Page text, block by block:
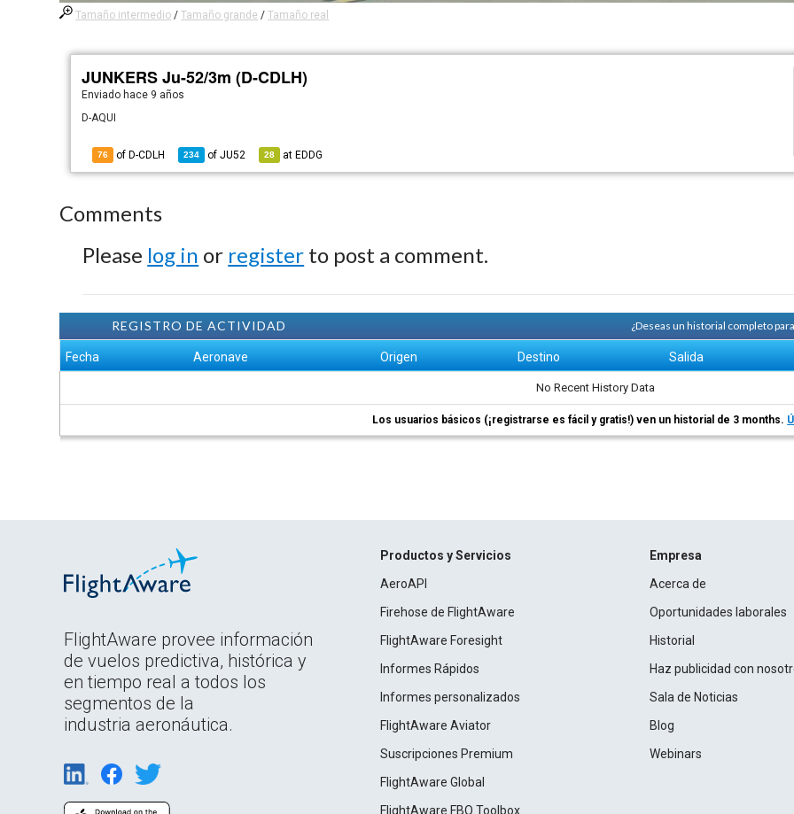
Tamaño intermedio /Tamaño grande /Tamaño real
JUNKERS Ju-52/3m (D-CDLH)
Enviado hace 9 años
D-AQUI
76 of D-CDLH 234 ofJU52 28 at EDDG
Comments
Please log in or register to post a comment.
REGISTRO DE ACTIVIDAD ¿Deseas un historial completo
Fecha Aeronave Origen Destino Salida
No Recent History Data
Los usuarios básicos (¡registrarse es fácil y gratis!) ven un historial de 3 months.
FlightAware provee información
de vuelos predictiva, histórica y
en tiempo real a todos los
segmentos de la
industria aeronáutica.
Productos y Servicios
AeroAPI
Firehose de FlightAware
FlightAware Foresight
Informes Rápidos
Informes personalizados
FlightAware Aviator
Suscripciones Premium
FlightAware Global
FlightAware FBO Toolbox
Empresa
Acerca de
Oportunidades laborales
Historial
Haz publicidad con
Sala de Noticias
Blog
Webinars